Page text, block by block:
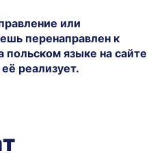
или
перенаправлен к
языке на сайте
реализует.